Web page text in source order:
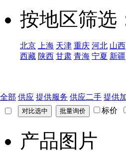
按地区筛选
北京 上海 天津 重庆 河北 山西
西藏 陕西 甘肃 青海 宁夏 新疆
全部 供应 提供服务 供应二手 提供
标价
产品图片